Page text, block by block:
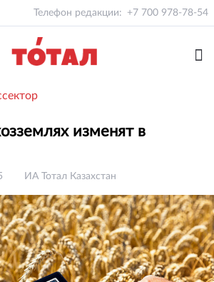
Телефон редакции: +7 700 978-78-54
изменят в
ИА Тотал Казахстан